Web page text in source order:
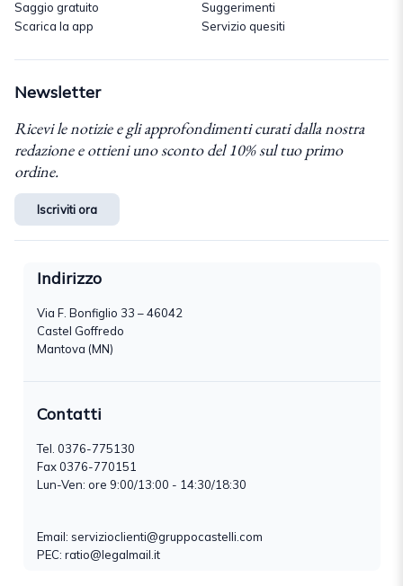
Saggio gratuito
Scarica la app
Suggerimenti
Servizio quesiti
Newsletter
Ricevi le notizie e gli approfondimenti curati dalla nostra
redazione e ottieni uno sconto del 10% sul tuo primo
ordine.
Iscriviti ora
Indirizzo
Via F. Bonfiglio 33 – 46042
Castel Goffredo
Mantova (MN)
Contatti
Tel. 0376-775130
Fax 0376-770151
Lun-Ven: ore 9:00/13:00 - 14:30/18:30
Email: servizioclienti@gruppocastelli.com
PEC: ratio@legalmail.it